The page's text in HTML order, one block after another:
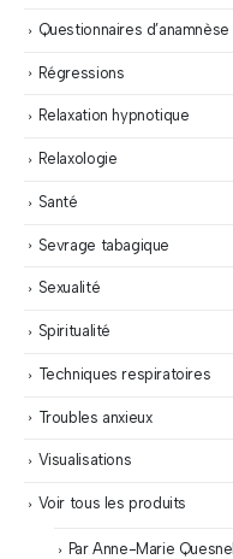
Questionnaires d’anamnèse
Régressions
Relaxation hypnotique
Relaxologie
Santé
Sevrage tabagique
Sexualité
Spiritualité
Techniques respiratoires
Troubles anxieux
Visualisations
Voir tous les produits
Par Anne-Marie Quesnel